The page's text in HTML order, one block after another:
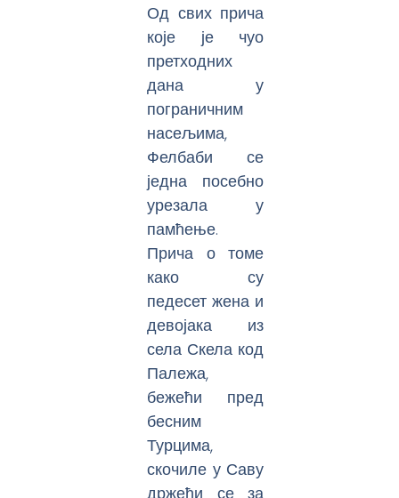
Од свих прича
које је чуо
претходних
дана у
пограничним
насељима,
Фелбаби се
једна посебно
урезала у
памћење.
Прича о томе
како су
педесет жена и
девојака из
села Скела код
Палежа,
бежећи пред
бесним
Турцима,
скочиле у Саву
држећи се за